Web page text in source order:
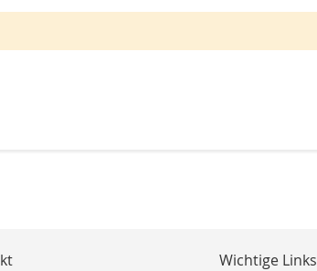
Wichtige Links